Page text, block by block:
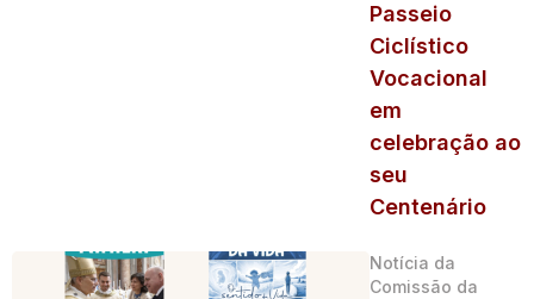
Passeio
Ciclístico
Vocacional
em
celebração ao
seu
Centenário
Notícia da
Comissão da